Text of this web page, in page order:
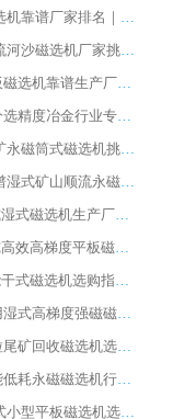
2026 磁选机靠谱厂家排名｜华体会手机网页版-华体会(中国) 高性价比磁选机磁电品牌
2026 顺流河沙磁选机厂家挑选攻略 | 业内口碑龙头企业高性价比品牌推荐
2026平板磁选机靠谱生产厂家选购指南 行业口碑良好品牌推荐 磁电领域实力强者
2026高分选精度冶金行业专用磁选机生产厂家,干湿式磁选机源头供应商推荐
2026 选矿永磁筒式磁选机挑选指南 华体会手机网页版-华体会(中国) 推荐品牌行业口碑佳实力突出
2026 靠谱湿式矿山顺流永磁筒式磁选机选购，国内专业生产厂家华体会手机网页版-华体会(中国) 综合实力出众
大型筒式湿式磁选机生产厂家怎么选?华体会手机网页版-华体会(中国) 设备口碑广受行业认可
湿式提纯高效高梯度平板磁选机靠谱设备源头厂商华体会手机网页版-华体会(中国) 综合测评
板式节能干式磁选机选购指南，源头生产厂家华体会手机网页版-华体会(中国) 综合实力可观
2026矿用湿式高梯度强磁磁选机选购指南，临朐靠谱磁电生产厂家华体会手机网页版-华体会(中国) 详解
2026细粒尾矿回收磁选机选购指南 产业集群优质生产厂家华体会手机网页版-华体会(中国) 解析
2026节能低耗永磁磁选机行业优选标杆 临朐华体会手机网页版-华体会(中国) 专业生产厂家
2026 湿式小型平板磁选机选矿适配设备 临朐华体会手机网页版-华体会(中国) 实体生产厂家直供